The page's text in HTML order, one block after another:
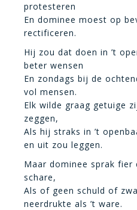
protesteren
En dominee moest op
rectificeren.
Hij zou dat doen in ’t
beter wensen
En zondags bij de
vol mensen.
Elk wilde graag getuige
zeggen,
Als hij straks in ’t
en uit zou leggen.
Maar dominee sprak
schare,
Als of geen schuld of
neerdrukte als ’t ware.